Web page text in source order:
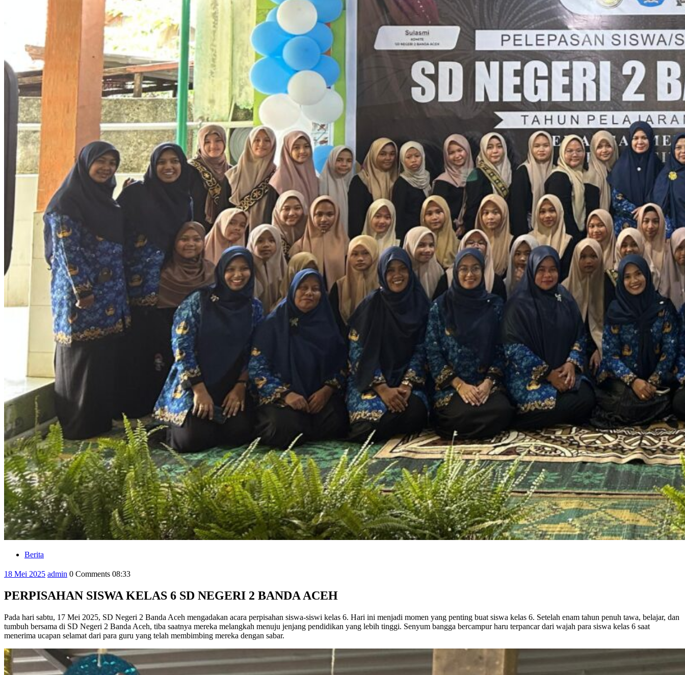
Berita
Category
18 Mei 202518
2025
admin admin
0 Comments 08:33
PERPISAHAN SISWA KELAS 6 SD NEGERI 2 BANDA ACEH
Pada hari sabtu, 17 Mei 2025, SD Negeri 2 Banda Aceh mengadakan acara perpisahan siswa-siswi kelas 6. Hari ini menjadi momen yang penting buat siswa kelas 6. Setelah enam tahun penuh tawa, belajar, dan
tumbuh bersama di SD Negeri 2 Banda Aceh, tiba saatnya mereka melangkah menuju jenjang pendidikan yang lebih tinggi. Senyum bangga bercampur haru terpancar dari wajah para siswa kelas 6 saat
menerima ucapan selamat dari para guru yang telah membimbing mereka dengan sabar.